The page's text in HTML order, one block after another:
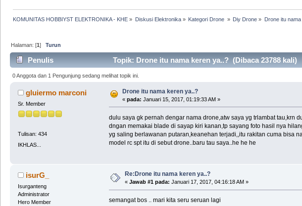
KOMUNITAS HOBBIYST ELEKTRONIKA - KHE » Diskusi Elektronika» Kategori Drone » Diy Drone » Drone itu
Halaman: [1]Turun
Penulis Topik: Drone itu nama keren ya..? (Dibaca 23788 kali)
0 Anggota dan 1 Pengunjung sedang melihat topik ini.
gluiermo marconi
Sr. Member
Tulisan: 434
IKHLAS...
Drone itu nama keren ya..?
« pada: Januari 15, 2017, 01:19:33 AM »
dulu saya gk pernah dengar nama drone,atw saya yg trlambat tau,krn
dngan memakai blade di sayap kiri kanan,tp sayang foto hasil nya
yg saling berlawanan putaran,keanehan terjadi,,itu rakitan cuma bisa
model rc spt itu di sebut drone..baru tau saya..he he he
isurG_
Isurganteng
Administrator
Hero Member
Re:Drone itu nama keren ya..?
« Jawab #1 pada: Januari 17, 2017, 04:16:18 AM »
semangat bos .. mari kita seru seruan lagi